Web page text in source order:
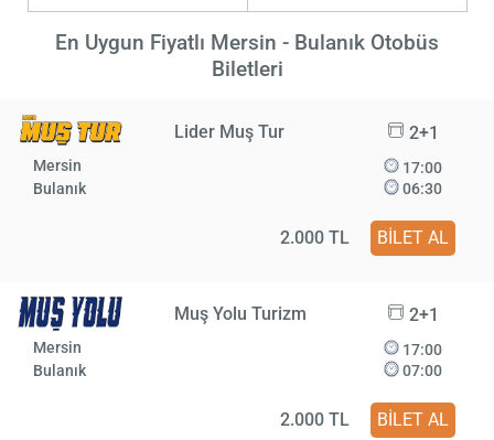
En Uygun Fiyatlı Mersin - Bulanık Otobüs
Biletleri
Lider Muş Tur 2+1
Mersin
Bulanık
17:00
06:30
2.000 TL BİLET AL
Muş Yolu Turizm 2+1
Mersin
Bulanık
17:00
07:00
2.000 TL BİLET AL